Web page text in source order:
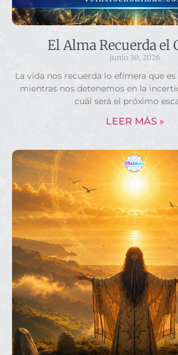
El Alma Recuerda el
junio 30, 2026
La vida nos recuerda lo efímera que
mientras nos detenemos en la
cuál será el próximo
LEER MÁS »